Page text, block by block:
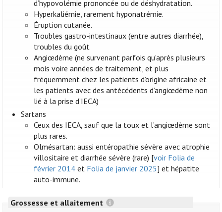
d’hypovolémie prononcée ou de déshydratation.
Hyperkaliémie, rarement hyponatrémie.
Éruption cutanée.
Troubles gastro-intestinaux (entre autres diarrhée),
troubles du goût
Angiœdème (ne survenant parfois qu'après plusieurs
mois voire années de traitement, et plus
fréquemment chez les patients d’origine africaine et
les patients avec des antécédents d’angiœdème non
lié à la prise d’IECA)
Sartans
Ceux des IECA, sauf que la toux et l’angiœdème sont
plus rares.
Olmésartan: aussi entéropathie sévère avec atrophie
villositaire et diarrhée sévère (rare) [voir Folia de
février 2014 et Folia de janvier 2025] et hépatite
auto-immune.
Grossesse et allaitement